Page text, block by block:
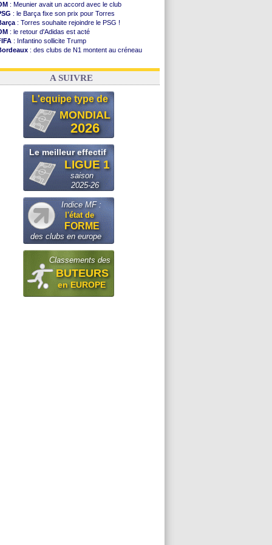
: Meunier avait un accord avec le club
: le Barça fixe son prix pour Torres
: Torres souhaite rejoindre le PSG !
: le retour d'Adidas est acté
: Infantino sollicite Trump
: des clubs de N1 montent au créneau
: le démenti de Leipzig pour Diomandé
A SUIVRE
L'equipe type de
MONDIAL
2026
Le meilleur effectif
LIGUE 1
saison
2025-26
Indice MF :
l'état de
FORME
des clubs en europe
Classements des
BUTEURS
en EUROPE